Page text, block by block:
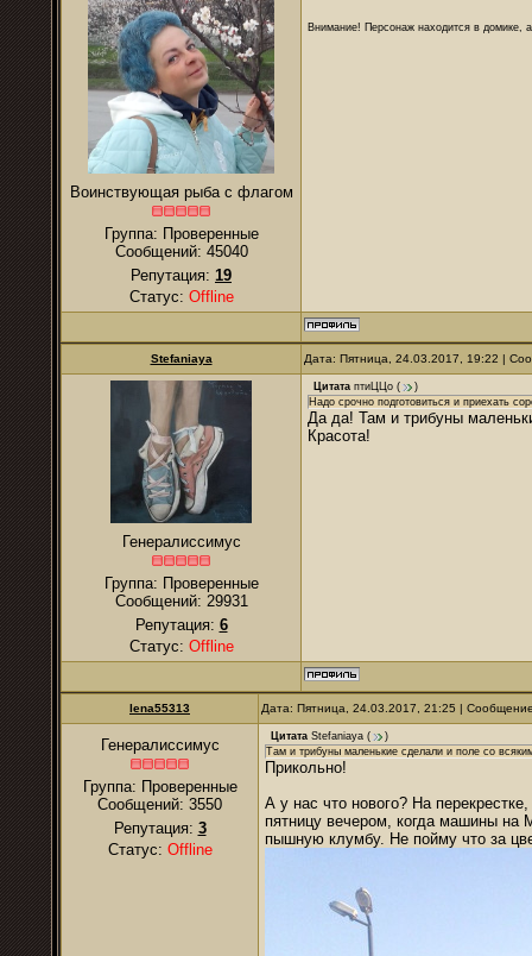
Воинствующая рыба с флагом
Группа: Проверенные
Сообщений: 45040
Репутация: 19
Статус: Offline
Внимание! Персонаж находится в домике,
Stefaniaya Дата: Пятница, 24.03.2017, 19:22 |
Генералиссимус
Группа: Проверенные
Сообщений: 29931
Репутация: 6
Статус: Offline
Цитата птиЦЦо (
)
Надо срочно подготовиться и приехать
Да да! Там и трибуны
Красота!
lena55313 Дата: Пятница, 24.03.2017, 21:25 |
Генералиссимус
Группа: Проверенные
Сообщений: 3550
Репутация: 3
Статус: Offline
Цитата Stefaniaya (
)
Там и трибуны маленькие сделали и поле со
Прикольно!
А у нас что нового? На
пятницу вечером, когда машины на
пышную клумбу. Не пойму что за